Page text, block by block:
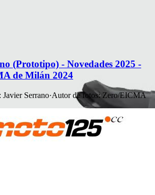
(Prototipo) - Novedades 2025 -
de Milán 2024
: Javier Serrano·Autor de fotos: Zero/EICMA